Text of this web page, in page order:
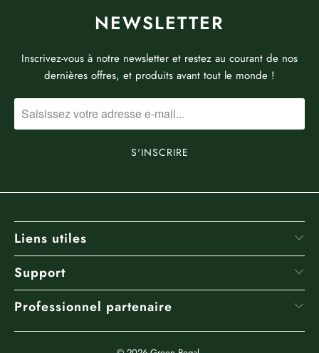
NEWSLETTER
Inscrivez-vous à notre newsletter et restez au courant de nos
dernières offres, et produits avant tout le monde !
Liens utiles
Support
Professionnel partenaire